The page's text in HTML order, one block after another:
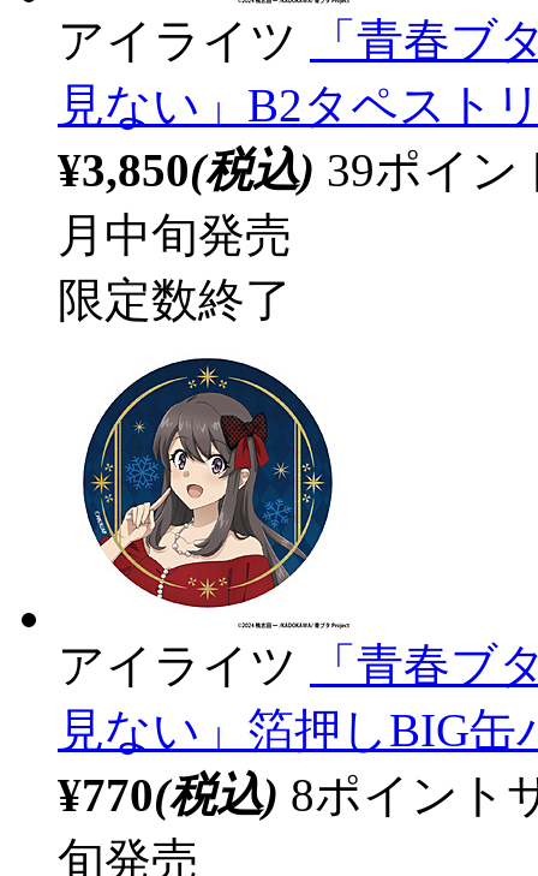
アイライツ
「青春ブ
見ない」B2タペスト
¥3,850(税込) 39ポイ
月中旬発売
限定数終了
アイライツ
「青春ブ
見ない」箔押しBIG
¥770(税込) 8ポイント
旬発売